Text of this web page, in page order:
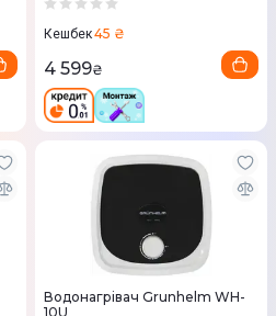
Кешбек45 ₴
4 599₴
Водонагрівач Grunhelm WH-
10U